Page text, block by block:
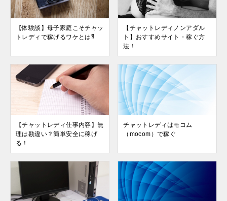
【体験談】母子家庭こそチャッ
トレディで稼げるワケとは⁈
【チャットレディノンアダル
ト】おすすめサイト・稼ぐ方
法！
【チャットレディ仕事内容】無
理は勘違い？簡単安全に稼げ
る！
チャットレディはモコム
（mocom）で稼ぐ